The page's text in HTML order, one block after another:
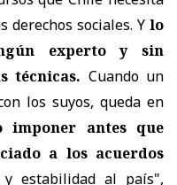
derechos sociales. Y lo
experto y sin
técnicas. Cuando un
los suyos, queda en
imponer antes que
a los acuerdos
estabilidad al país",